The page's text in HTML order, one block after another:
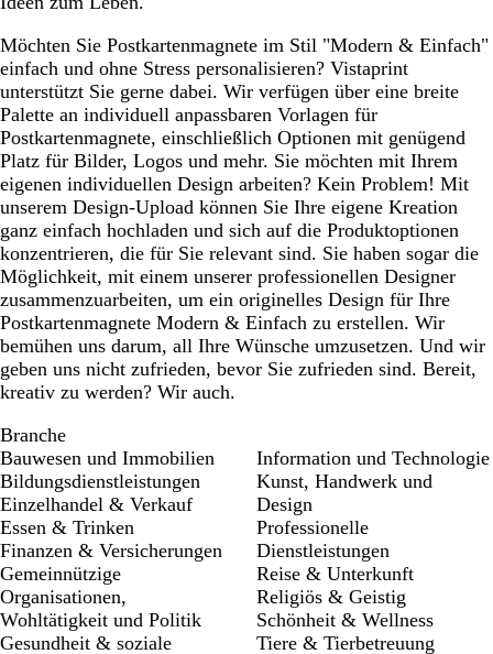
Möchten Sie Postkartenmagnete im Stil "Modern & Einfach"
einfach und ohne Stress personalisieren? Vistaprint
unterstützt Sie gerne dabei. Wir verfügen über eine breite
Palette an individuell anpassbaren Vorlagen für
Postkartenmagnete, einschließlich Optionen mit genügend
Platz für Bilder, Logos und mehr. Sie möchten mit Ihrem
eigenen individuellen Design arbeiten? Kein Problem! Mit
unserem Design-Upload können Sie Ihre eigene Kreation
ganz einfach hochladen und sich auf die Produktoptionen
konzentrieren, die für Sie relevant sind. Sie haben sogar die
Möglichkeit, mit einem unserer professionellen Designer
zusammenzuarbeiten, um ein originelles Design für Ihre
Postkartenmagnete Modern & Einfach zu erstellen. Wir
bemühen uns darum, all Ihre Wünsche umzusetzen. Und wir
geben uns nicht zufrieden, bevor Sie zufrieden sind. Bereit,
kreativ zu werden? Wir auch.
Branche
Bauwesen und Immobilien
Bildungsdienstleistungen
Einzelhandel & Verkauf
Essen & Trinken
Finanzen & Versicherungen
Gemeinnützige
Organisationen,
Wohltätigkeit und Politik
Gesundheit & soziale
Information und Technologie
Kunst, Handwerk und
Design
Professionelle
Dienstleistungen
Reise & Unterkunft
Religiös & Geistig
Schönheit & Wellness
Tiere & Tierbetreuung